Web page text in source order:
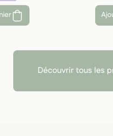
Découvrir tous les